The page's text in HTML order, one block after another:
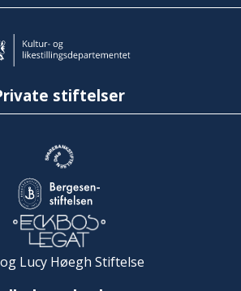
stiftelser
Lucy Høegh Stiftelse